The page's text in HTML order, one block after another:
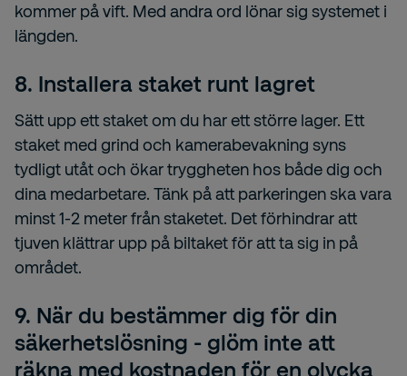
kommer på vift. Med andra ord lönar sig systemet i
längden.
8. Installera staket runt lagret
Sätt upp ett staket om du har ett större lager. Ett
staket med grind och kamerabevakning syns
tydligt utåt och ökar tryggheten hos både dig och
dina medarbetare. Tänk på att parkeringen ska vara
minst 1-2 meter från staketet. Det förhindrar att
tjuven klättrar upp på biltaket för att ta sig in på
området.
9. När du bestämmer dig för din
säkerhetslösning - glöm inte att
räkna med kostnaden för en olycka